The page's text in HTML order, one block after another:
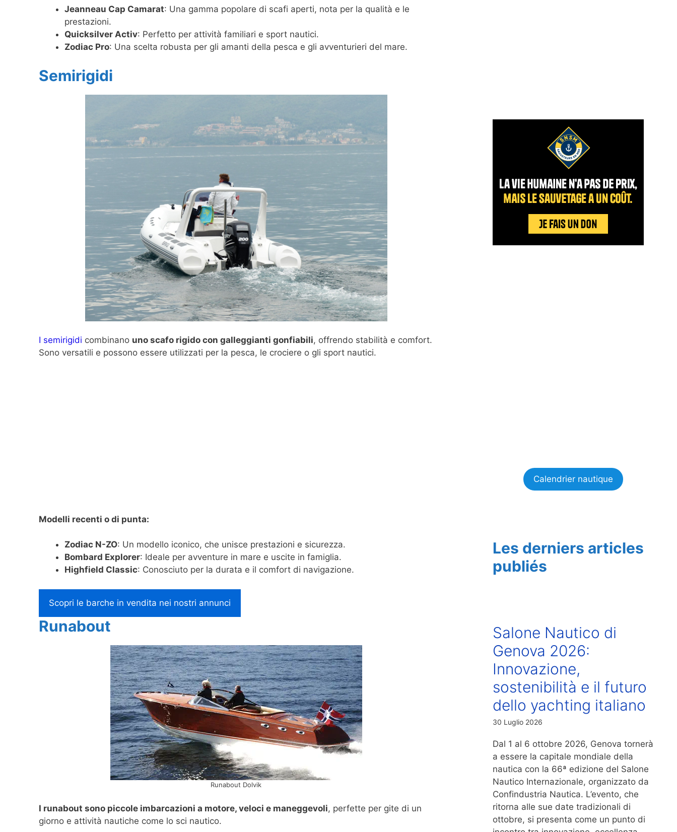
Jeanneau Cap Camarat: Una gamma popolare di scafi aperti, nota per la qualità e le
prestazioni.
Quicksilver Activ: Perfetto per attività familiari e sport nautici.
Zodiac Pro: Una scelta robusta per gli amanti della pesca e gli avventurieri del mare.
Semirigidi
I semirigidi combinano uno scafo rigido con galleggianti gonfiabili, offrendo stabilità e comfort.
Sono versatili e possono essere utilizzati per la pesca, le crociere o gli sport nautici.
Modelli recenti o di punta:
Zodiac N-ZO: Un modello iconico, che unisce prestazioni e sicurezza.
Bombard Explorer: Ideale per avventure in mare e uscite in famiglia.
Highfield Classic: Conosciuto per la durata e il comfort di navigazione.
Scopri le barche in vendita nei nostri annunci
Runabout
Runabout Dolvik
I runabout sono piccole imbarcazioni a motore, veloci e maneggevoli, perfette per gite di un
giorno e attività nautiche come lo sci nautico.
Calendrier nautique
Les derniers articles
publiés
Salone Nautico di
Genova 2026:
Innovazione,
sostenibilità e il futuro
dello yachting italiano
30 Luglio 2026
Dal 1 al 6 ottobre 2026, Genova tornerà
a essere la capitale mondiale della
nautica con la 66ª edizione del Salone
Nautico Internazionale, organizzato da
Confindustria Nautica. L’evento, che
ritorna alle sue date tradizionali di
ottobre, si presenta come un punto di